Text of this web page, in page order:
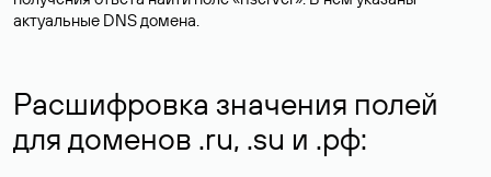
актуальные DNS домена.
Расшифровка значения полей
для доменов .ru, .su и .рф: